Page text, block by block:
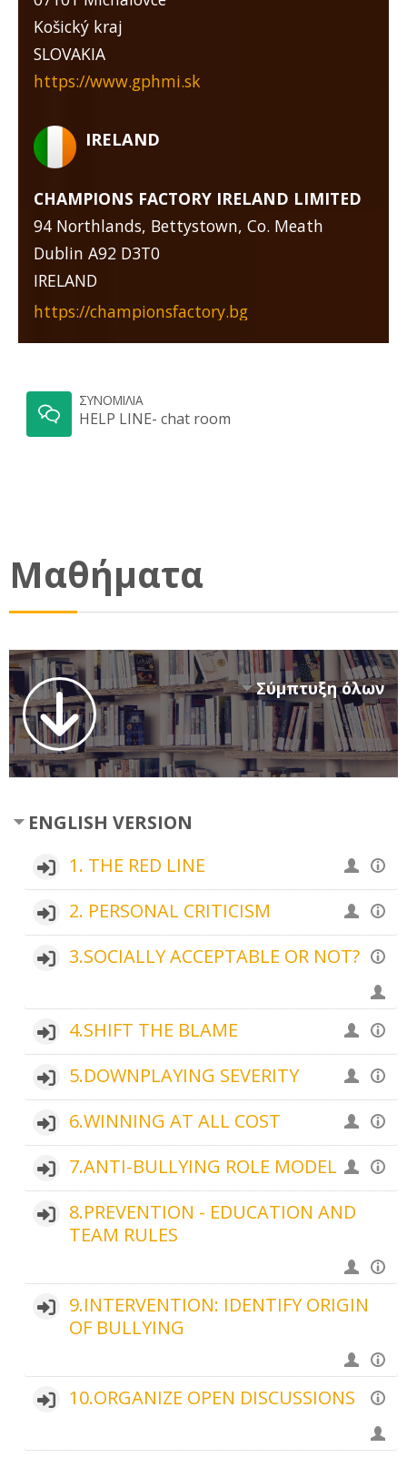
Košický kraj
SLOVAKIA
https://www.gphmi.sk
IRELAND
CHAMPIONS FACTORY IRELAND LIMITED
94 Northlands, Bettystown, Co. Meath
Dublin A92 D3T0
IRELAND
https://championsfactory.bg
ΣΥΝΟΜΙΛΊΑ
HELP LINE- chat room
Μαθήματα
Σύμπτυξη όλων
ENGLISH VERSION
1. THE RED LINE
2. PERSONAL CRITICISM
3.SOCIALLY ACCEPTABLE OR NOT?
4.SHIFT THE BLAME
5.DOWNPLAYING SEVERITY
6.WINNING AT ALL COST
7.ANTI-BULLYING ROLE MODEL
8.PREVENTION - EDUCATION AND
TEAM RULES
9.INTERVENTION: IDENTIFY ORIGIN
OF BULLYING
10.ORGANIZE OPEN DISCUSSIONS